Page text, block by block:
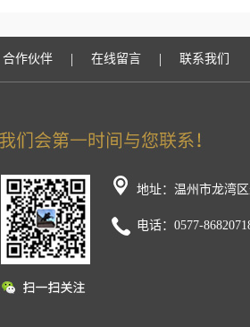
合作伙伴 | 在线留言 | 联系我们
地址：温州市龙湾
电话：0577-